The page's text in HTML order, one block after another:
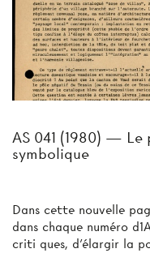
AS 041 (1980) —
symbolique
Dans cette nouvelle
dans chaque numéro
criti­ ques, d'élargir la